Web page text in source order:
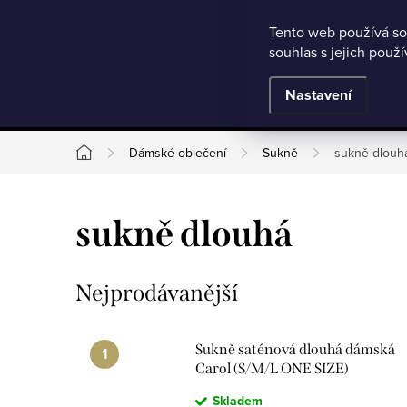
Tento web používá
souhlas s jejich
Nastavení
Obchodní podmínky
BESTSELLERY
Domů
Dámské oblečení Sukně sukně
sukně dlouhá
Nejprodávanější
Sukně saténová dlouhá dámská
Carol (S/M/L ONE SIZE)
Skladem